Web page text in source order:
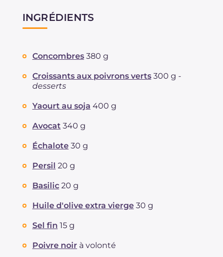
INGRÉDIENTS
Concombres 380 g
Croissants aux poivrons verts 300 g -
desserts
Yaourt au soja 400 g
Avocat 340 g
Échalote 30 g
Persil 20 g
Basilic 20 g
Huile d'olive extra vierge 30 g
Sel fin 15 g
Poivre noir à volonté